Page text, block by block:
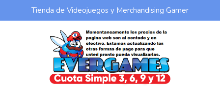
Tienda de Videojuegos y Merchandising Gamer